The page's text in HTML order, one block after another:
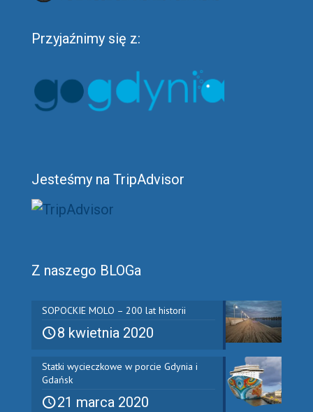
Przyjaźnimy się z:
Jesteśmy na TripAdvisor
Z naszego BLOGa
SOPOCKIE MOLO – 200 lat historii
8 kwietnia 2020
Statki wycieczkowe w porcie Gdynia i
Gdańsk
21 marca 2020